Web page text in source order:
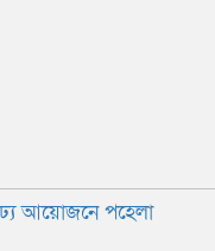
আয়োজনে পহেলা